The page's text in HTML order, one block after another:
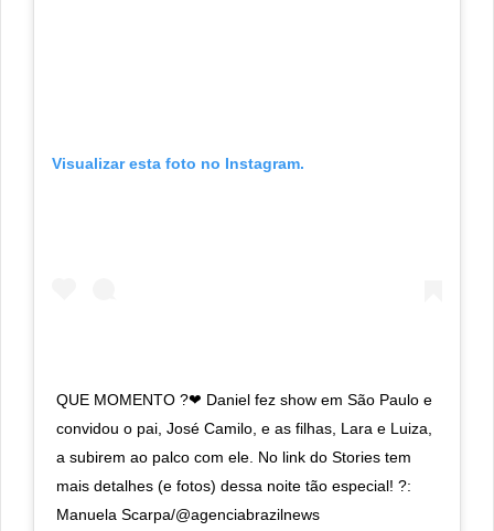
Visualizar esta foto no Instagram.
QUE MOMENTO ?❤ Daniel fez show em São Paulo e
convidou o pai, José Camilo, e as filhas, Lara e Luiza,
a subirem ao palco com ele. No link do Stories tem
mais detalhes (e fotos) dessa noite tão especial! ?:
Manuela Scarpa/@agenciabrazilnews